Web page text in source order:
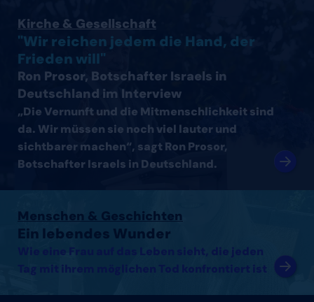
Kirche & Gesellschaft
"Wir reichen jedem die Hand, der
Frieden will"
Ron Prosor, Botschafter Israels in
Deutschland im Interview
„Die Vernunft und die Mitmenschlichkeit sind
da. Wir müssen sie noch viel lauter und
sichtbarer machen“, sagt Ron Prosor,
Botschafter Israels in Deutschland.
Menschen & Geschichten
Ein lebendes Wunder
Wie eine Frau auf das Leben sieht, die jeden
Tag mit ihrem möglichen Tod konfrontiert ist